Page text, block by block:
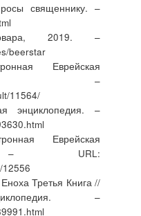
священнику. –
2019. –
beerstar
Еврейская
–
11564/
энциклопедия. –
Еврейская
– URL:
12556
Третья Книга //
–